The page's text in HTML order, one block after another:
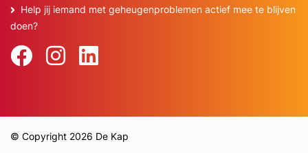
Help jij iemand met geheugenproblemen actief mee te blijven
doen?
© Copyright 2026 De Kap